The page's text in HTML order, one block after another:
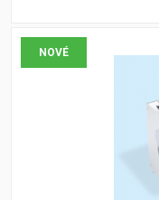
NOVÉ